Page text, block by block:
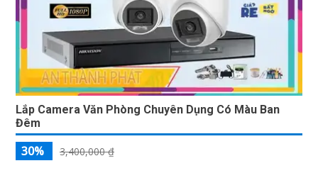
Lắp Camera Văn Phòng Chuyên Dụng Có Màu Ban
Đêm
30% 3,400,000 ₫